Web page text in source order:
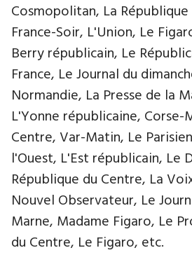
Cosmopolitan, La
France-Soir, L'Union, Le
Berry républicain, Le
France, Le Journal du
Normandie, La Presse de la
L'Yonne républicaine, Corse-
Centre, Var-Matin, Le
l'Ouest, L'Est républicain, Le
République du Centre, La
Nouvel Observateur, Le
Marne, Madame Figaro, Le
du Centre, Le Figaro, etc.